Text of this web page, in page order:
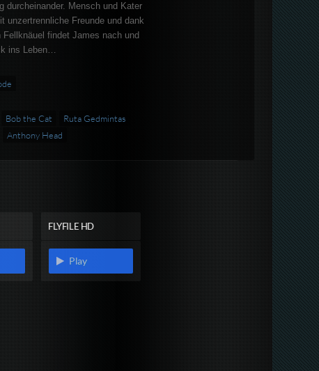
durcheinander. Mensch und Kater
unzertrennliche Freunde und dank
Fellknäuel findet James nach und
ins Leben…
Bob the Cat
Ruta Gedmintas
Anthony Head
FLYFILE HD
Play